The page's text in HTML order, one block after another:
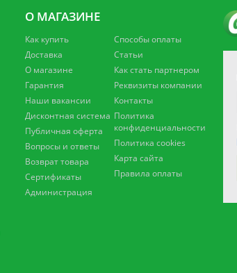
О МАГАЗИНЕ
Как купить
Доставка
О магазине
Гарантия
Наши вакансии
Дисконтная система
Публичная оферта
Вопросы и ответы
Возврат товара
Сертификаты
Администрация
Способы оплаты
Статьи
Как стать партнером
Реквизиты компании
Контакты
Политика
конфиденциальности
Политика cookies
Карта сайта
Правила оплаты